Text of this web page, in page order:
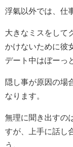
浮氣以外では、仕
大きなミスをして
かけないために彼
デート中はぼーっ
隠し事が原因の場
なります。
無理に聞き出すの
すが、上手に話し
う。